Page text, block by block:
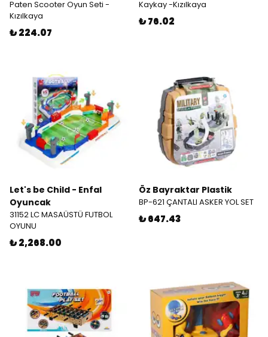
Paten Scooter Oyun Seti -
Kızılkaya
₺ 224.07
Kaykay -Kızılkaya
₺ 76.02
Let's be Child - Enfal
Oyuncak
31152 LC MASAÜSTÜ FUTBOL
OYUNU
₺ 2,268.00
Öz Bayraktar Plastik
BP-621 ÇANTALI ASKER YOL SET
₺ 647.43